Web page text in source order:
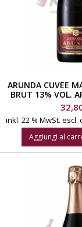
ARUNDA CUVEE
BRUT 13% VOL.
CANTINA
inkl. 22 % MwSt.escl.
Aggiungi al